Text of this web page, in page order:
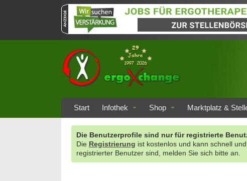
Start Infothek Shop Marktplatz &
Die Benutzerprofile sind nur für registrierte
Die Registrierung ist kostenlos und kann schnell
registrierter Benutzer sind, melden Sie sich bitte an.